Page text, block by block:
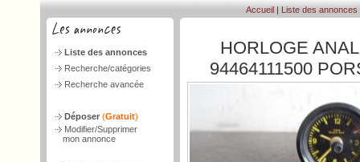
Liste des annonces
Recherche/catégories
Recherche avancée
Déposer (Gratuit)
Modifier/Supprimer
mon annonce
Accueil | Liste des annonces
HORLOGE
94464111500